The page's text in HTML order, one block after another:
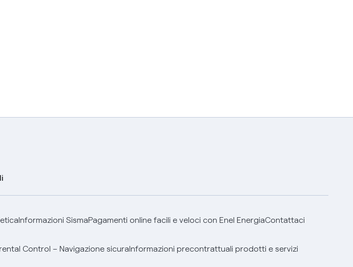
Informazioni SismaPagamenti online facili e veloci con Enel EnergiaContattaci
Control – Navigazione sicuraInformazioni precontrattuali prodotti e servizi